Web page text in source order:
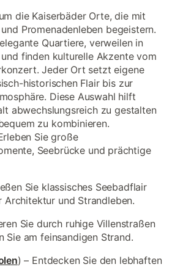
die Kaiserbäder Orte, die mit
Promenadenleben begeistern.
Quartiere, verweilen in
finden kulturelle Akzente vom
Jeder Ort setzt eigene
historischen Flair bis zur
Diese Auswahl hilft
abwechslungsreich zu gestalten
zu kombinieren.
Sie große
Seebrücke und prächtige
Sie klassisches Seebadflair
Architektur und Strandleben.
Sie durch ruhige Villenstraßen
Sie am feinsandigen Strand.
) – Entdecken Sie den lebhaften